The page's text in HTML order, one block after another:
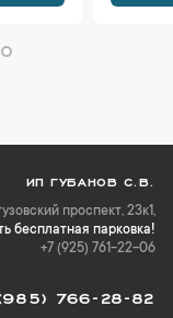
ИП ГУБАНОВ С.В.
проспект, 23к1,
бесплатная парковка!
+7 (925) 761-22-06
766-28-82